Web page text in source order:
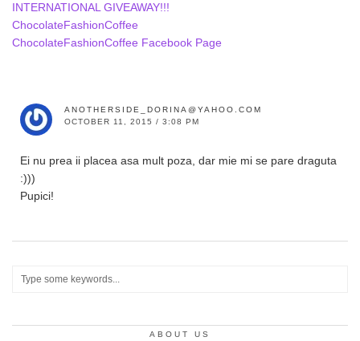
INTERNATIONAL GIVEAWAY!!!
ChocolateFashionCoffee
ChocolateFashionCoffee Facebook Page
ANOTHERSIDE_DORINA@YAHOO.COM
OCTOBER 11, 2015 / 3:08 PM
Ei nu prea ii placea asa mult poza, dar mie mi se pare draguta
:)))
Pupici!
ABOUT US